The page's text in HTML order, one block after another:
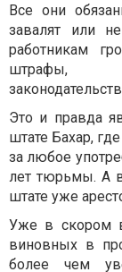
Все они
завалят или
работникам
штрафы,
Это и правда
штате Бахар,
за любое
лет тюрьмы. А
штате уже
Уже в скором
виновных в
более чем